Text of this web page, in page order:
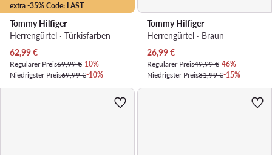
extra -35% Code: LAST
Tommy Hilfiger
Herrengürtel · Türkisfarben
Aktueller Preis
62,99€
Regulärer Preis69,99 €-10%
Niedrigster Preis69,99 €-10%
Tommy Hilfiger
Herrengürtel · Braun
Aktueller Preis
26,99€
Regulärer Preis49,99 €-46%
Niedrigster Preis31,99 €-15%